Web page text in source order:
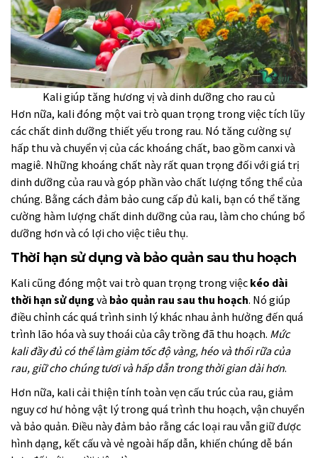
Kali giúp tăng hương vị và dinh dưỡng cho rau củ
Hơn nữa, kali đóng một vai trò quan trọng trong việc tích lũy
các chất dinh dưỡng thiết yếu trong rau. Nó tăng cường sự
hấp thu và chuyển vị của các khoáng chất, bao gồm canxi và
magiê. Những khoáng chất này rất quan trọng đối với giá trị
dinh dưỡng của rau và góp phần vào chất lượng tổng thể của
chúng. Bằng cách đảm bảo cung cấp đủ kali, bạn có thể tăng
cường hàm lượng chất dinh dưỡng của rau, làm cho chúng bổ
dưỡng hơn và có lợi cho việc tiêu thụ.
Thời hạn sử dụng và bảo quản sau thu hoạch
Kali cũng đóng một vai trò quan trọng trong việc kéo dài
thời hạn sử dụng và bảo quản rau sau thu hoạch. Nó giúp
điều chỉnh các quá trình sinh lý khác nhau ảnh hưởng đến quá
trình lão hóa và suy thoái của cây trồng đã thu hoạch. Mức
kali đầy đủ có thể làm giảm tốc độ vàng, héo và thối rữa của
rau, giữ cho chúng tươi và hấp dẫn trong thời gian dài hơn.
Hơn nữa, kali cải thiện tính toàn vẹn cấu trúc của rau, giảm
nguy cơ hư hỏng vật lý trong quá trình thu hoạch, vận chuyển
và bảo quản. Điều này đảm bảo rằng các loại rau vẫn giữ được
hình dạng, kết cấu và vẻ ngoài hấp dẫn, khiến chúng dễ bán